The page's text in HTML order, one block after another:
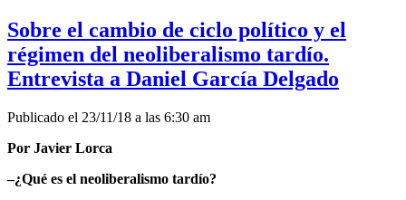
Sobre el cambio de ciclo político y el
régimen del neoliberalismo tardío.
Entrevista a Daniel García Delgado
Publicado el 23/11/18 a las 6:30 am
Por Javier Lorca
–¿Qué es el neoliberalismo tardío?